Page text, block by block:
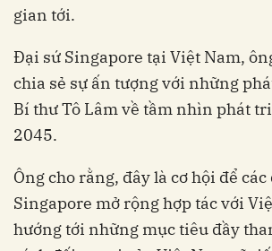
gian tới.
Đại sứ Singapore tại Việt Nam,
chia sẻ sự ấn tượng với những
Bí thư Tô Lâm về tầm nhìn phát
2045.
Ông cho rằng, đây là cơ hội để
Singapore mở rộng hợp tác với
hướng tới những mục tiêu đầy